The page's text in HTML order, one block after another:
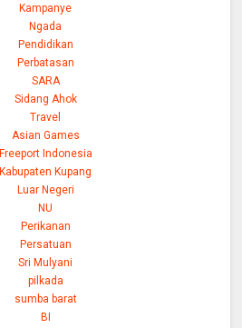
Kampanye
Ngada
Pendidikan
Perbatasan
SARA
Sidang Ahok
Travel
Asian Games
Freeport Indonesia
Kabupaten Kupang
Luar Negeri
NU
Perikanan
Persatuan
Sri Mulyani
pilkada
sumba barat
BI